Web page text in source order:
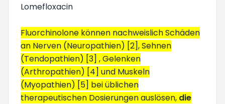
Lomefloxacin
Fluorchinolone können nachweislich Schäden
an Nerven (Neuropathien) [2], Sehnen
(Tendopathien) [3] , Gelenken
(Arthropathien) [4] und Muskeln
(Myopathien) [5] bei üblichen
therapeutischen Dosierungen auslösen, die